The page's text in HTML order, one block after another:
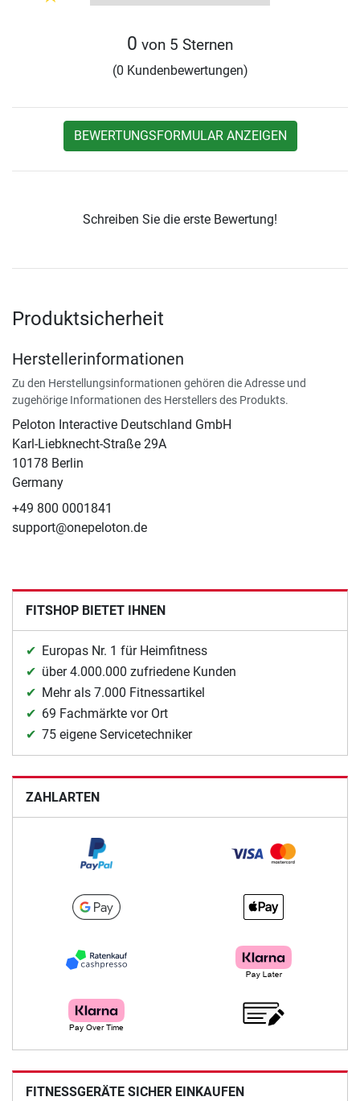
0 von 5 Sternen
(0 Kundenbewertungen)
BEWERTUNGSFORMULAR ANZEIGEN
Schreiben Sie die erste Bewertung!
Produktsicherheit
Herstellerinformationen
Zu den Herstellungsinformationen gehören die Adresse und
zugehörige Informationen des Herstellers des Produkts.
Peloton Interactive Deutschland GmbH
Karl-Liebknecht-Straße 29A
10178 Berlin
Germany
+49 800 0001841
support@onepeloton.de
FITSHOP BIETET IHNEN
Europas Nr. 1 für Heimfitness
über 4.000.000 zufriedene Kunden
Mehr als 7.000 Fitnessartikel
69 Fachmärkte vor Ort
75 eigene Servicetechniker
ZAHLARTEN
FITNESSGERÄTE SICHER EINKAUFEN